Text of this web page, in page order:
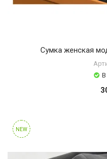
Сумка женская
В
NEW